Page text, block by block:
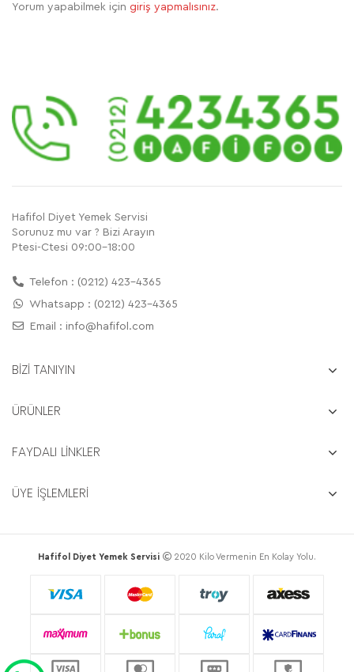
Yorum yapabilmek için giriş yapmalısınız.
Hafifol Diyet Yemek Servisi
Sorunuz mu var ? Bizi Arayın
Ptesi-Ctesi 09:00-18:00
Telefon : (0212) 423-4365
Whatsapp : (0212) 423-4365
Email : info@hafifol.com
BİZİ TANIYIN
ÜRÜNLER
FAYDALI LİNKLER
ÜYE İŞLEMLERİ
Hafifol Diyet Yemek Servisi 2020 Kilo Vermenin En Kolay Yolu.